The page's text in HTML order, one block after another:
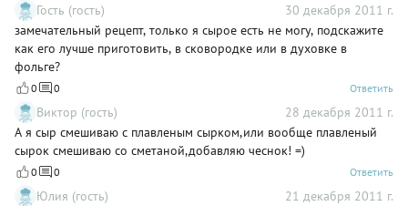
Гость (гость)
30 декабря 2011 г.
замечательный рецепт, только я сырое есть не могу, подскажите
как его лучше приготовить, в сковородке или в духовке в
фольге?
0 0 Ответить
Виктор (гость)
28 декабря 2011 г.
А я сыр смешиваю с плавленым сырком,или вообще плавленый
сырок смешиваю со сметаной,добавляю чеснок! =)
0 0 Ответить
Юлия (гость)
21 декабря 2011 г.